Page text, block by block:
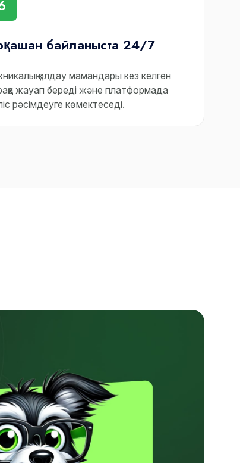
байланыста 24/7
қолдау мамандары кез келген
жауап береді және платформада
рәсімдеуге көмектеседі.